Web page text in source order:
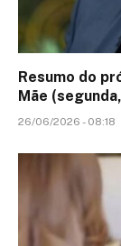
Resumo do
Mãe
26/06/2026 - 08:18